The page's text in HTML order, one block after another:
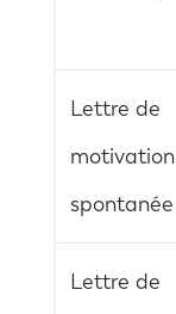
Lettre de
motivation
spontanée
Lettre de